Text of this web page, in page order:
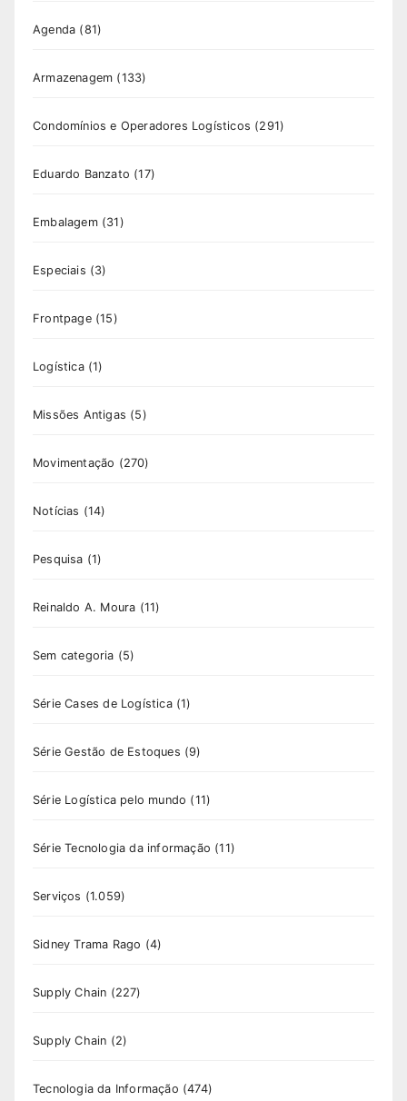
Agenda (81)
Armazenagem (133)
Condomínios e Operadores Logísticos (291)
Eduardo Banzato (17)
Embalagem(31)
Especiais (3)
Frontpage(15)
Logística(1)
Missões Antigas (5)
Movimentação (270)
Notícias (14)
Pesquisa (1)
Reinaldo A. Moura (11)
Sem categoria (5)
Série Cases de Logística(1)
Série Gestão de Estoques (9)
Série Logística pelo mundo (11)
Série Tecnologia da informação (11)
Serviços (1.059)
Sidney Trama Rago (4)
Supply Chain (227)
Supply Chain (2)
Tecnologia da Informação (474)